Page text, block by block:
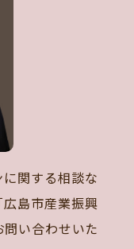
関する相談な
島市産業振興
い合わせいた